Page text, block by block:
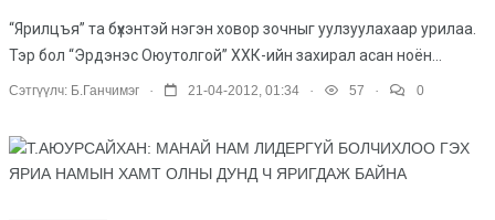
“Ярилцъя” та бүхэнтэй нэгэн ховор зочныг уулзуу­ла­хаар урилаа.
Тэр бол “Эрдэ­нэс Оюутолгой” ХХК-ийн за­хирал асан ноён...
Сэтгүүлч: Б.Ганчимэг . 21-04-2012, 01:34 . 57 . 0